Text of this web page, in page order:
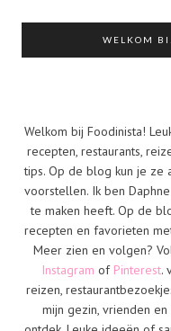
WELKOM
Welkom bij Foodinista!
recepten, restaurants,
tips. Op de blog kun je ze
voorstellen. Ik ben
te maken heeft. Op de
recepten en favorieten
Meer zien en volgen?
Instagram of Pinterest.
reizen,
mijn gezin, vrienden